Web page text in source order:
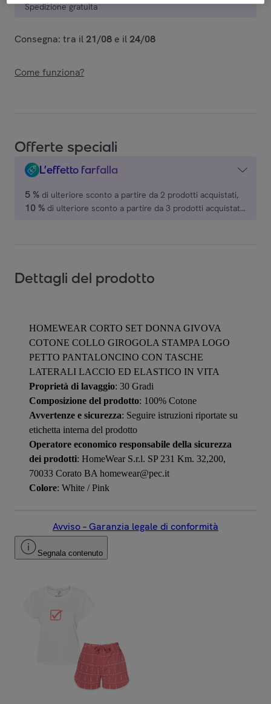
Spedizione gratuita
Consegna: tra il 21/08 e il 24/08
Come funziona?
Offerte speciali
L’effetto farfalla
5 % di ulteriore sconto a partire da 2 prodotti acquistati,
10 % di ulteriore sconto a partire da 3 prodotti acquistati,
Dettagli del prodotto
HOMEWEAR CORTO SET DONNA GIVOVA
COTONE COLLO GIROGOLA STAMPA LOGO
PETTO PANTALONCINO CON TASCHE
LATERALI LACCIO ED ELASTICO IN VITA
Proprietà di lavaggio: 30 Gradi
Composizione del prodotto: 100% Cotone
Avvertenze e sicurezza: Seguire istruzioni riportate su
etichetta interna del prodotto
Operatore economico responsabile della sicurezza
dei prodotti: HomeWear S.r.l. SP 231 Km. 32,200,
70033 Corato BA homewear@pec.it
Colore: White / Pink
Avviso – Garanzia legale di conformità
Segnala contenuto